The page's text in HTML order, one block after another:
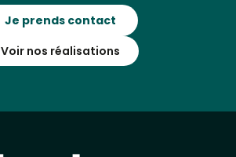
Je prends contact
Voir nos réalisations